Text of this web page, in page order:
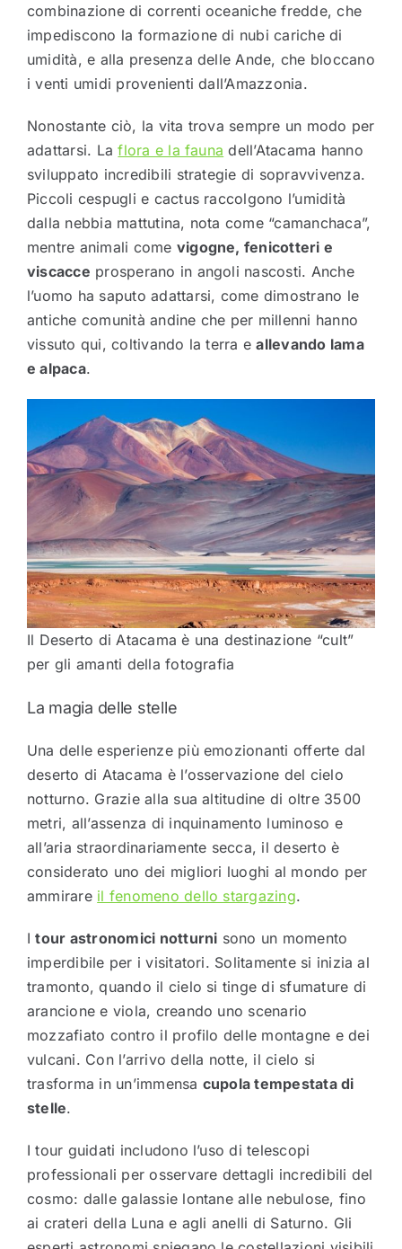
combinazione di correnti oceaniche fredde, che
impediscono la formazione di nubi cariche di
umidità, e alla presenza delle Ande, che bloccano
i venti umidi provenienti dall’Amazzonia.
Nonostante ciò, la vita trova sempre un modo per
adattarsi. Laflora e la fauna dell’Atacama hanno
sviluppato incredibili strategie di sopravvivenza.
Piccoli cespugli e cactus raccolgono l’umidità
dalla nebbia mattutina, nota come “camanchaca”,
mentre animali come vigogne, fenicotteri e
viscacce prosperano in angoli nascosti. Anche
l’uomo ha saputo adattarsi, come dimostrano le
antiche comunità andine che per millenni hanno
vissuto qui, coltivando la terra eallevando lama
e alpaca.
Il Deserto di Atacama è una destinazione “cult”
per gli amanti della fotografia
La magia delle stelle
Una delle esperienze più emozionanti offerte dal
deserto di Atacama è l’osservazione del cielo
notturno. Grazie alla sua altitudine di oltre 3500
metri, all’assenza di inquinamento luminoso e
all’aria straordinariamente secca, il deserto è
considerato uno dei migliori luoghi al mondo per
ammirare il fenomeno dello stargazing.
Itour astronomici notturni sono un momento
imperdibile per i visitatori. Solitamente si inizia al
tramonto, quando il cielo si tinge di sfumature di
arancione e viola, creando uno scenario
mozzafiato contro il profilo delle montagne e dei
vulcani. Con l’arrivo della notte, il cielo si
trasforma in un’immensa cupola tempestata di
stelle.
I tour guidati includono l’uso di telescopi
professionali per osservare dettagli incredibili del
cosmo: dalle galassie lontane alle nebulose, fino
ai crateri della Luna e agli anelli di Saturno. Gli